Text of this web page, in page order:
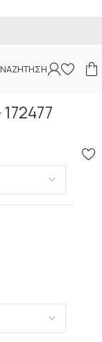
στα προϊόντα